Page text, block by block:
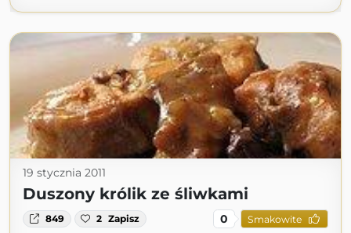
19 stycznia 2011
Duszony królik ze śliwkami
849 2 Zapisz 0 Smakowite